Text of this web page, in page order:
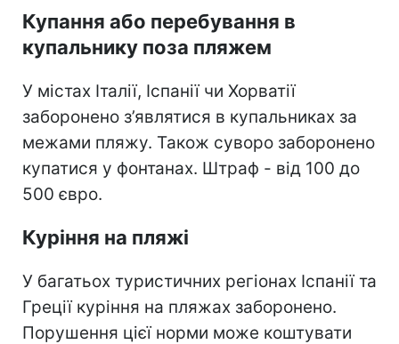
Купання або перебування в
купальнику поза пляжем
У містах Італії, Іспанії чи Хорватії
заборонено з’являтися в купальниках за
межами пляжу. Також суворо заборонено
купатися у фонтанах. Штраф - від 100 до
500 євро.
Куріння на пляжі
У багатьох туристичних регіонах Іспанії та
Греції куріння на пляжах заборонено.
Порушення цієї норми може коштувати